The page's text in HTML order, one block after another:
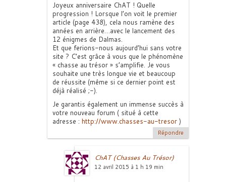
Joyeux anniversaire ChAT ! Quelle
progression ! Lorsque l’on voit le premier
article (page 438), cela nous ramène des
années en arrière…avec le lancement des
12 énigmes de Dalmas.
Et que ferions-nous aujourd’hui sans votre
site ? C’est grâce à vous que le phénomène
« chasse au trésor » s’amplifie. Je vous
souhaite une très longue vie et beaucoup
de réussite (même si ce dernier point est
déjà réalisé ;-).
Je garantis également un immense succès à
votre nouveau forum ( situé à cette
adresse : http://www.chasses-au-tresor )
Répondre
ChAT (Chasses Au Trésor)
12 avril 2015 à 1 h 19 min